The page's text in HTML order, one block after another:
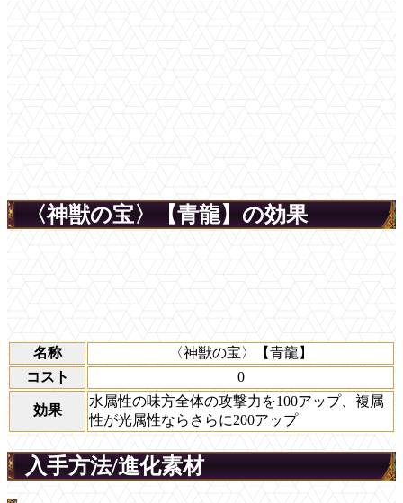
〈神獣の宝〉【青龍】の効果
名称
〈神獣の宝〉【青龍】
コスト
0
効果
水属性の味方全体の攻撃力を100アップ、複属
性が光属性ならさらに200アップ
入手方法/進化素材